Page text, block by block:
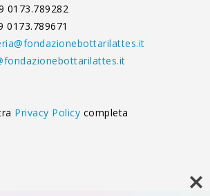
0173.789282
0173.789671
Privacy Policy completa